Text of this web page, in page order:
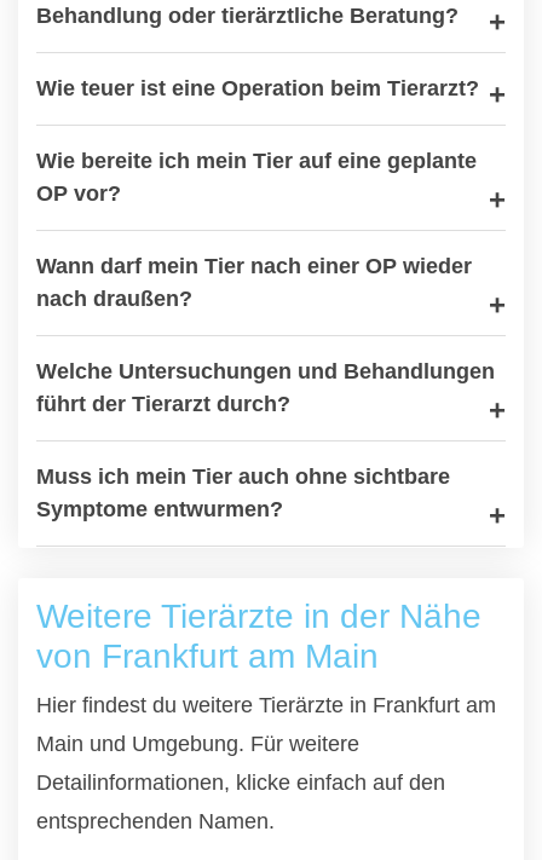
Behandlung oder tierärztliche Beratung?
Wie teuer ist eine Operation beim Tierarzt?
Wie bereite ich mein Tier auf eine geplante
OP vor?
Wann darf mein Tier nach einer OP wieder
nach draußen?
Welche Untersuchungen und Behandlungen
führt der Tierarzt durch?
Muss ich mein Tier auch ohne sichtbare
Symptome entwurmen?
Weitere Tierärzte in der Nähe
von Frankfurt am Main
Hier findest du weitere Tierärzte in Frankfurt am
Main und Umgebung. Für weitere
Detailinformationen, klicke einfach auf den
entsprechenden Namen.